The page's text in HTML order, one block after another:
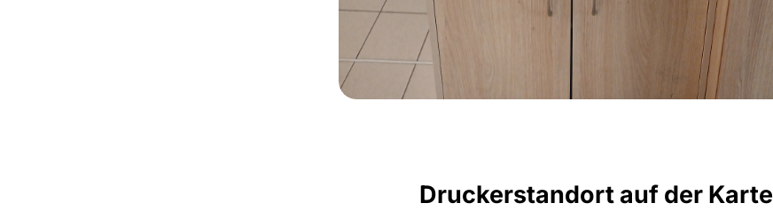
Druckerstandort auf der Karte